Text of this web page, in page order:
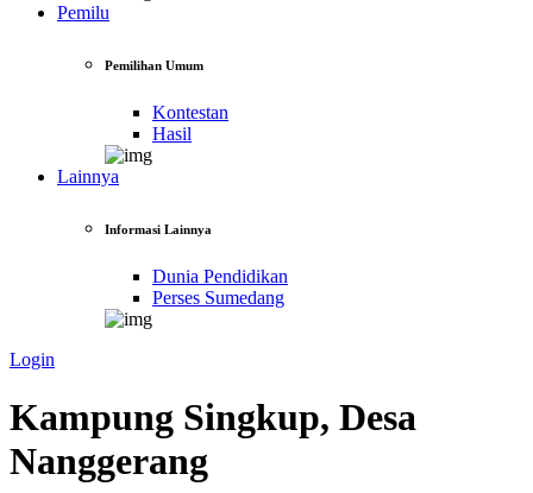
Pemilu
Pemilihan Umum
Kontestan
Hasil
Lainnya
Informasi Lainnya
Dunia Pendidikan
Perses Sumedang
Login
Kampung Singkup, Desa
Nanggerang